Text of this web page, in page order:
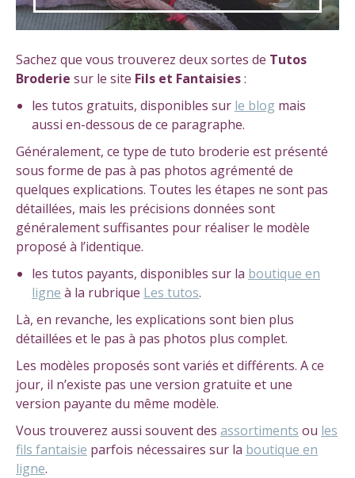
Sachez que vous trouverez deux sortes de Tutos
Broderie sur le site Fils et Fantaisies:
les tutos gratuits, disponibles sur le blog mais
aussi en-dessous de ce paragraphe.
Généralement, ce type de tuto broderie est présenté
sous forme de pas à pas photos agrémenté de
quelques explications. Toutes les étapes ne sont pas
détaillées, mais les précisions données sont
généralement suffisantes pour réaliser le modèle
proposé à l’identique.
les tutos payants, disponibles sur la boutique en
ligne à la rubrique Les tutos.
Là, en revanche, les explications sont bien plus
détaillées et le pas à pas photos plus complet.
Les modèles proposés sont variés et différents. A ce
jour, il n’existe pas une version gratuite et une
version payante du même modèle.
Vous trouverez aussi souvent des assortiments ou les
fils fantaisie parfois nécessaires sur la boutique en
ligne.